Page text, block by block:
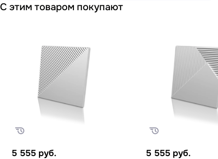
С этим товаром покупают
5 555 руб. 5 555 руб.